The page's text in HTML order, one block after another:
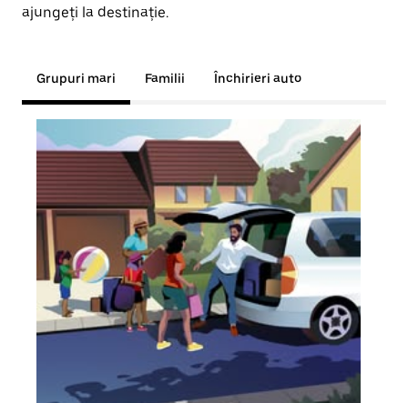
ajungeți la destinație.
Grupuri mari Familii Închirieri auto